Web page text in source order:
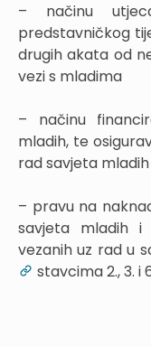
– načinu
predstavničkog
drugih akata od
vezi s mladima
– načinu
mladih, te
rad savjeta mladih
– pravu na
savjeta mladih i
vezanih uz rad u
stavcima 2., 3. i